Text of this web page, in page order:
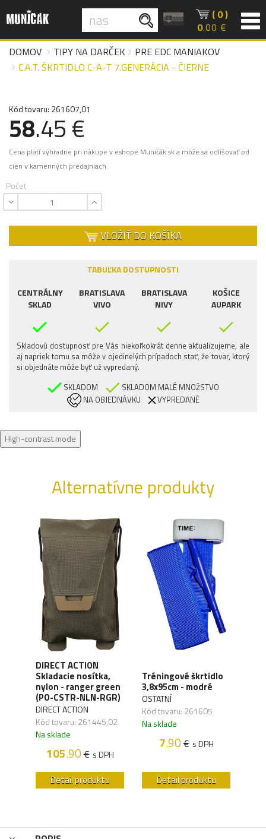
( 0 )
0.00 €
DOMOV
TIPY NA DARČEK
PRE EDC MANIAKOV
C.A.T. ŠKRTIDLO C-A-T 7.GENERÁCIA - ČIERNE
Kód tovaru: 261607,01
58.45 €
Cena platí výhradne pri nákupe v eshope Muničák.sk a môže sa odlišovať od
cien v kamenných predajniach.
Počet
VLOŽIŤ DO KOŠÍKA
TABUĽKA DOSTUPNOSTI
CENTRÁLNY
SKLAD
BRATISLAVA
VIVO
BRATISLAVA
NIVY
KOŠICE
AUPARK
Skladovú dostupnosť pre Vás niekoľkokrát denne aktualizujeme, ale
aj napriek tomu sa môže v ojedinelých prípadoch stať, že tovar, ktorý
si objednáte môže byť už vypredaný.
SKLADOM
SKLADOM MALÉ MNOŽSTVO
NA OBJEDNÁVKU
VYPREDANÉ
High-contrast mode
Alternatívne produkty
DIRECT ACTION
Skladacie nosítka,
nylon - ranger green
(PO-CSTR-NLN-RGR)
DIRECT ACTION
Kód tovaru: 261445,02
Na sklade
105.90€ s DPH
Detail produktu
Tréningové škrtidlo
3,8x95cm - modré
OSTATNÍ
Kód tovaru: 261605
Na sklade
7.90€ s DPH
Detail produktu